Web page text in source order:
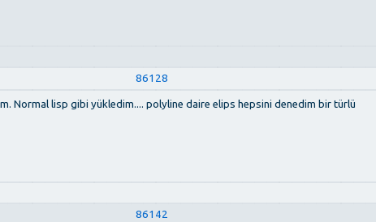
86128
Normal lisp gibi yükledim.... polyline daire elips hepsini denedim bir türlü
86142